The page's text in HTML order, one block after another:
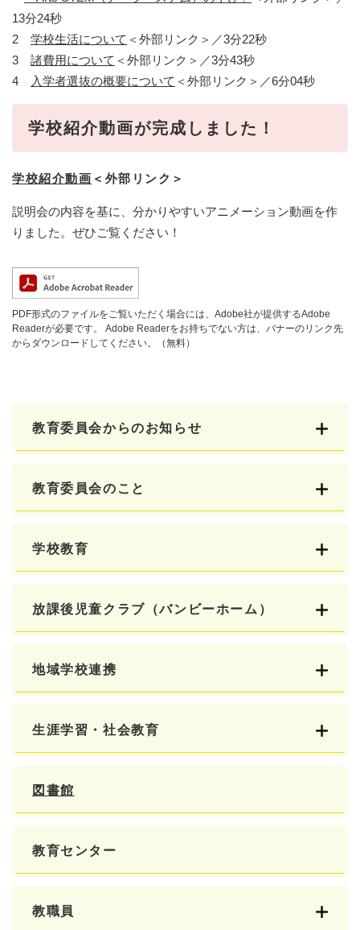
13分24秒
2 学校生活について ＜外部リンク＞ ／3分22秒
3 諸費用について ＜外部リンク＞ ／3分43秒
4
入学者選抜の概要について ＜外部リンク＞ ／6分04秒
学校紹介動画が完成しました！
学校紹介動画 ＜外部リンク＞
説明会の内容を基に、分かりやすいアニメーション動画を作
りました。ぜひご覧ください！​
PDF形式のファイルをご覧いただく場合には、Adobe社が提供するAdobe
Readerが必要です。
Adobe Readerをお持ちでない方は、バナーのリンク先
からダウンロードしてください。（無料）
教育委員会からのお知らせ
教育委員会のこと
学校教育
放課後児童クラブ（バンビーホーム）
地域学校連携
生涯学習・社会教育
図書館
教育センター
教職員